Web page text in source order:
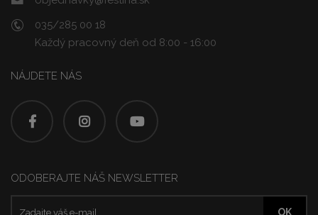
035/285 00 18
Každý pracovný deň od 8:00 - 16:00
NÁJDETE NÁS
ODOBERAJTE NÁŠ NEWSLETTER